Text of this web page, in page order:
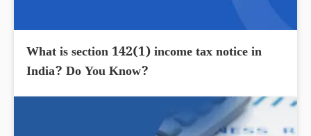
What is section 142(1) income tax notice in
India? Do You Know?